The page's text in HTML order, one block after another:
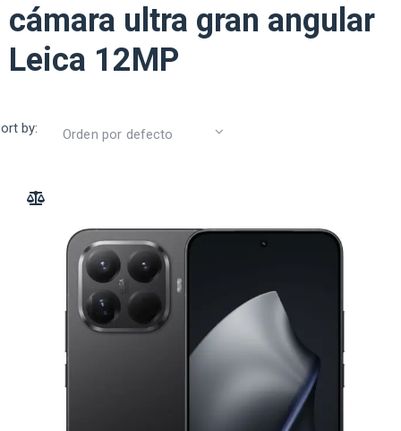
cámara ultra gran angular
Leica 12MP
by: